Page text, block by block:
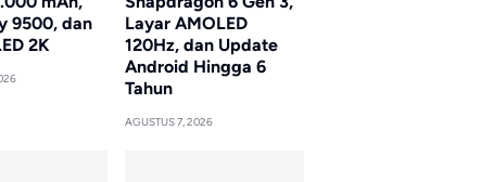
9500, dan
2K
Layar AMOLED
120Hz, dan Update
Android Hingga 6
Tahun
AGUSTUS 7, 2026